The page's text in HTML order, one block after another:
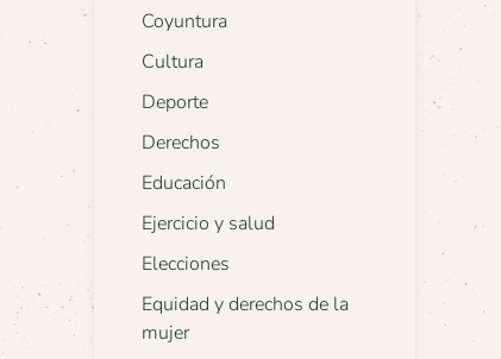
Coyuntura
Cultura
Deporte
Derechos
Educación
Ejercicio y salud
Elecciones
Equidad y derechos de la
mujer